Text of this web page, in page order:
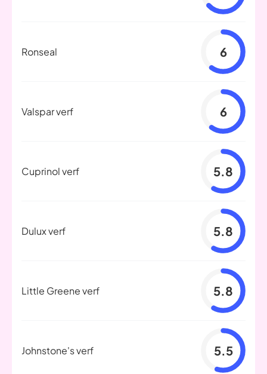
Ronseal 6
Valspar verf 6
Cuprinol verf 5.8
Dulux verf 5.8
Little Greene verf 5.8
Johnstone's verf 5.5